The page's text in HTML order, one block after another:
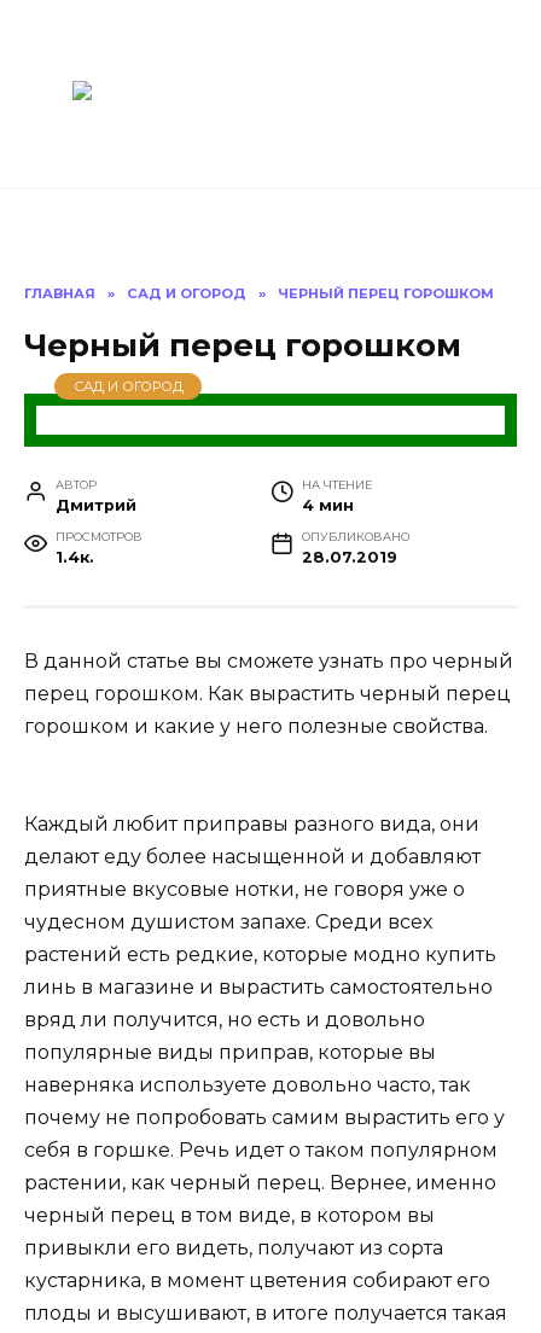
ГЛАВНАЯ » САД И ОГОРОД » ЧЕРНЫЙ ПЕРЕЦ ГОРОШКОМ
Черный перец горошком
САД И ОГОРОД
АВТОР
Дмитрий
НА ЧТЕНИЕ
4 мин
ПРОСМОТРОВ
1.4к.
ОПУБЛИКОВАНО
28.07.2019
В данной статье вы сможете узнать про черный
перец горошком. Как вырастить черный перец
горошком и какие у него полезные свойства.
Каждый любит приправы разного вида, они
делают еду более насыщенной и добавляют
приятные вкусовые нотки, не говоря уже о
чудесном душистом запахе. Среди всех
растений есть редкие, которые модно купить
линь в магазине и вырастить самостоятельно
вряд ли получится, но есть и довольно
популярные виды приправ, которые вы
наверняка используете довольно часто, так
почему не попробовать самим вырастить его у
себя в горшке. Речь идет о таком популярном
растении, как черный перец. Вернее, именно
черный перец в том виде, в котором вы
привыкли его видеть, получают из сорта
кустарника, в момент цветения собирают его
плоды и высушивают, в итоге получается такая